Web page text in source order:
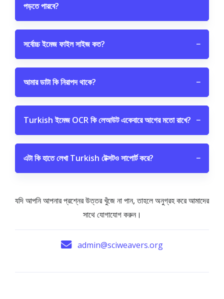
পড়তে পারবে?
সর্বোচ্চ ইমেজ ফাইল সাইজ কত? −
আমার ডাটা কি নিরাপদ থাকে? −
Turkish ইমেজ OCR কি লেআউট একেবারে আগের মতো রাখে? −
এটা কি হাতে লেখা Turkish টেক্সটও সাপোর্ট করে? −
যদি আপনি আপনার প্রশ্নের উত্তর খুঁজে না পান, তাহলে অনুগ্রহ করে আমাদের
সাথে যোগাযোগ করুন।
admin@sciweavers.org